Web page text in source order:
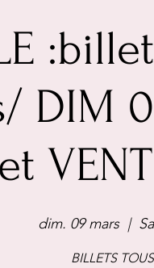
DIM
et
dim. 09 mars
  |
BILLETS